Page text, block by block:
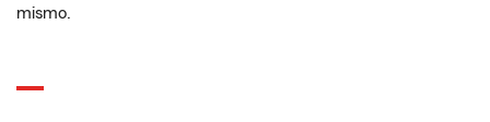
mismo.